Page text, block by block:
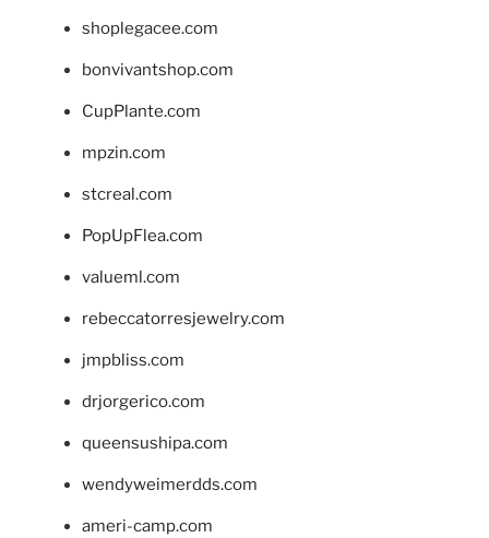
shoplegacee.com
bonvivantshop.com
CupPlante.com
mpzin.com
stcreal.com
PopUpFlea.com
valueml.com
rebeccatorresjewelry.com
jmpbliss.com
drjorgerico.com
queensushipa.com
wendyweimerdds.com
ameri-camp.com